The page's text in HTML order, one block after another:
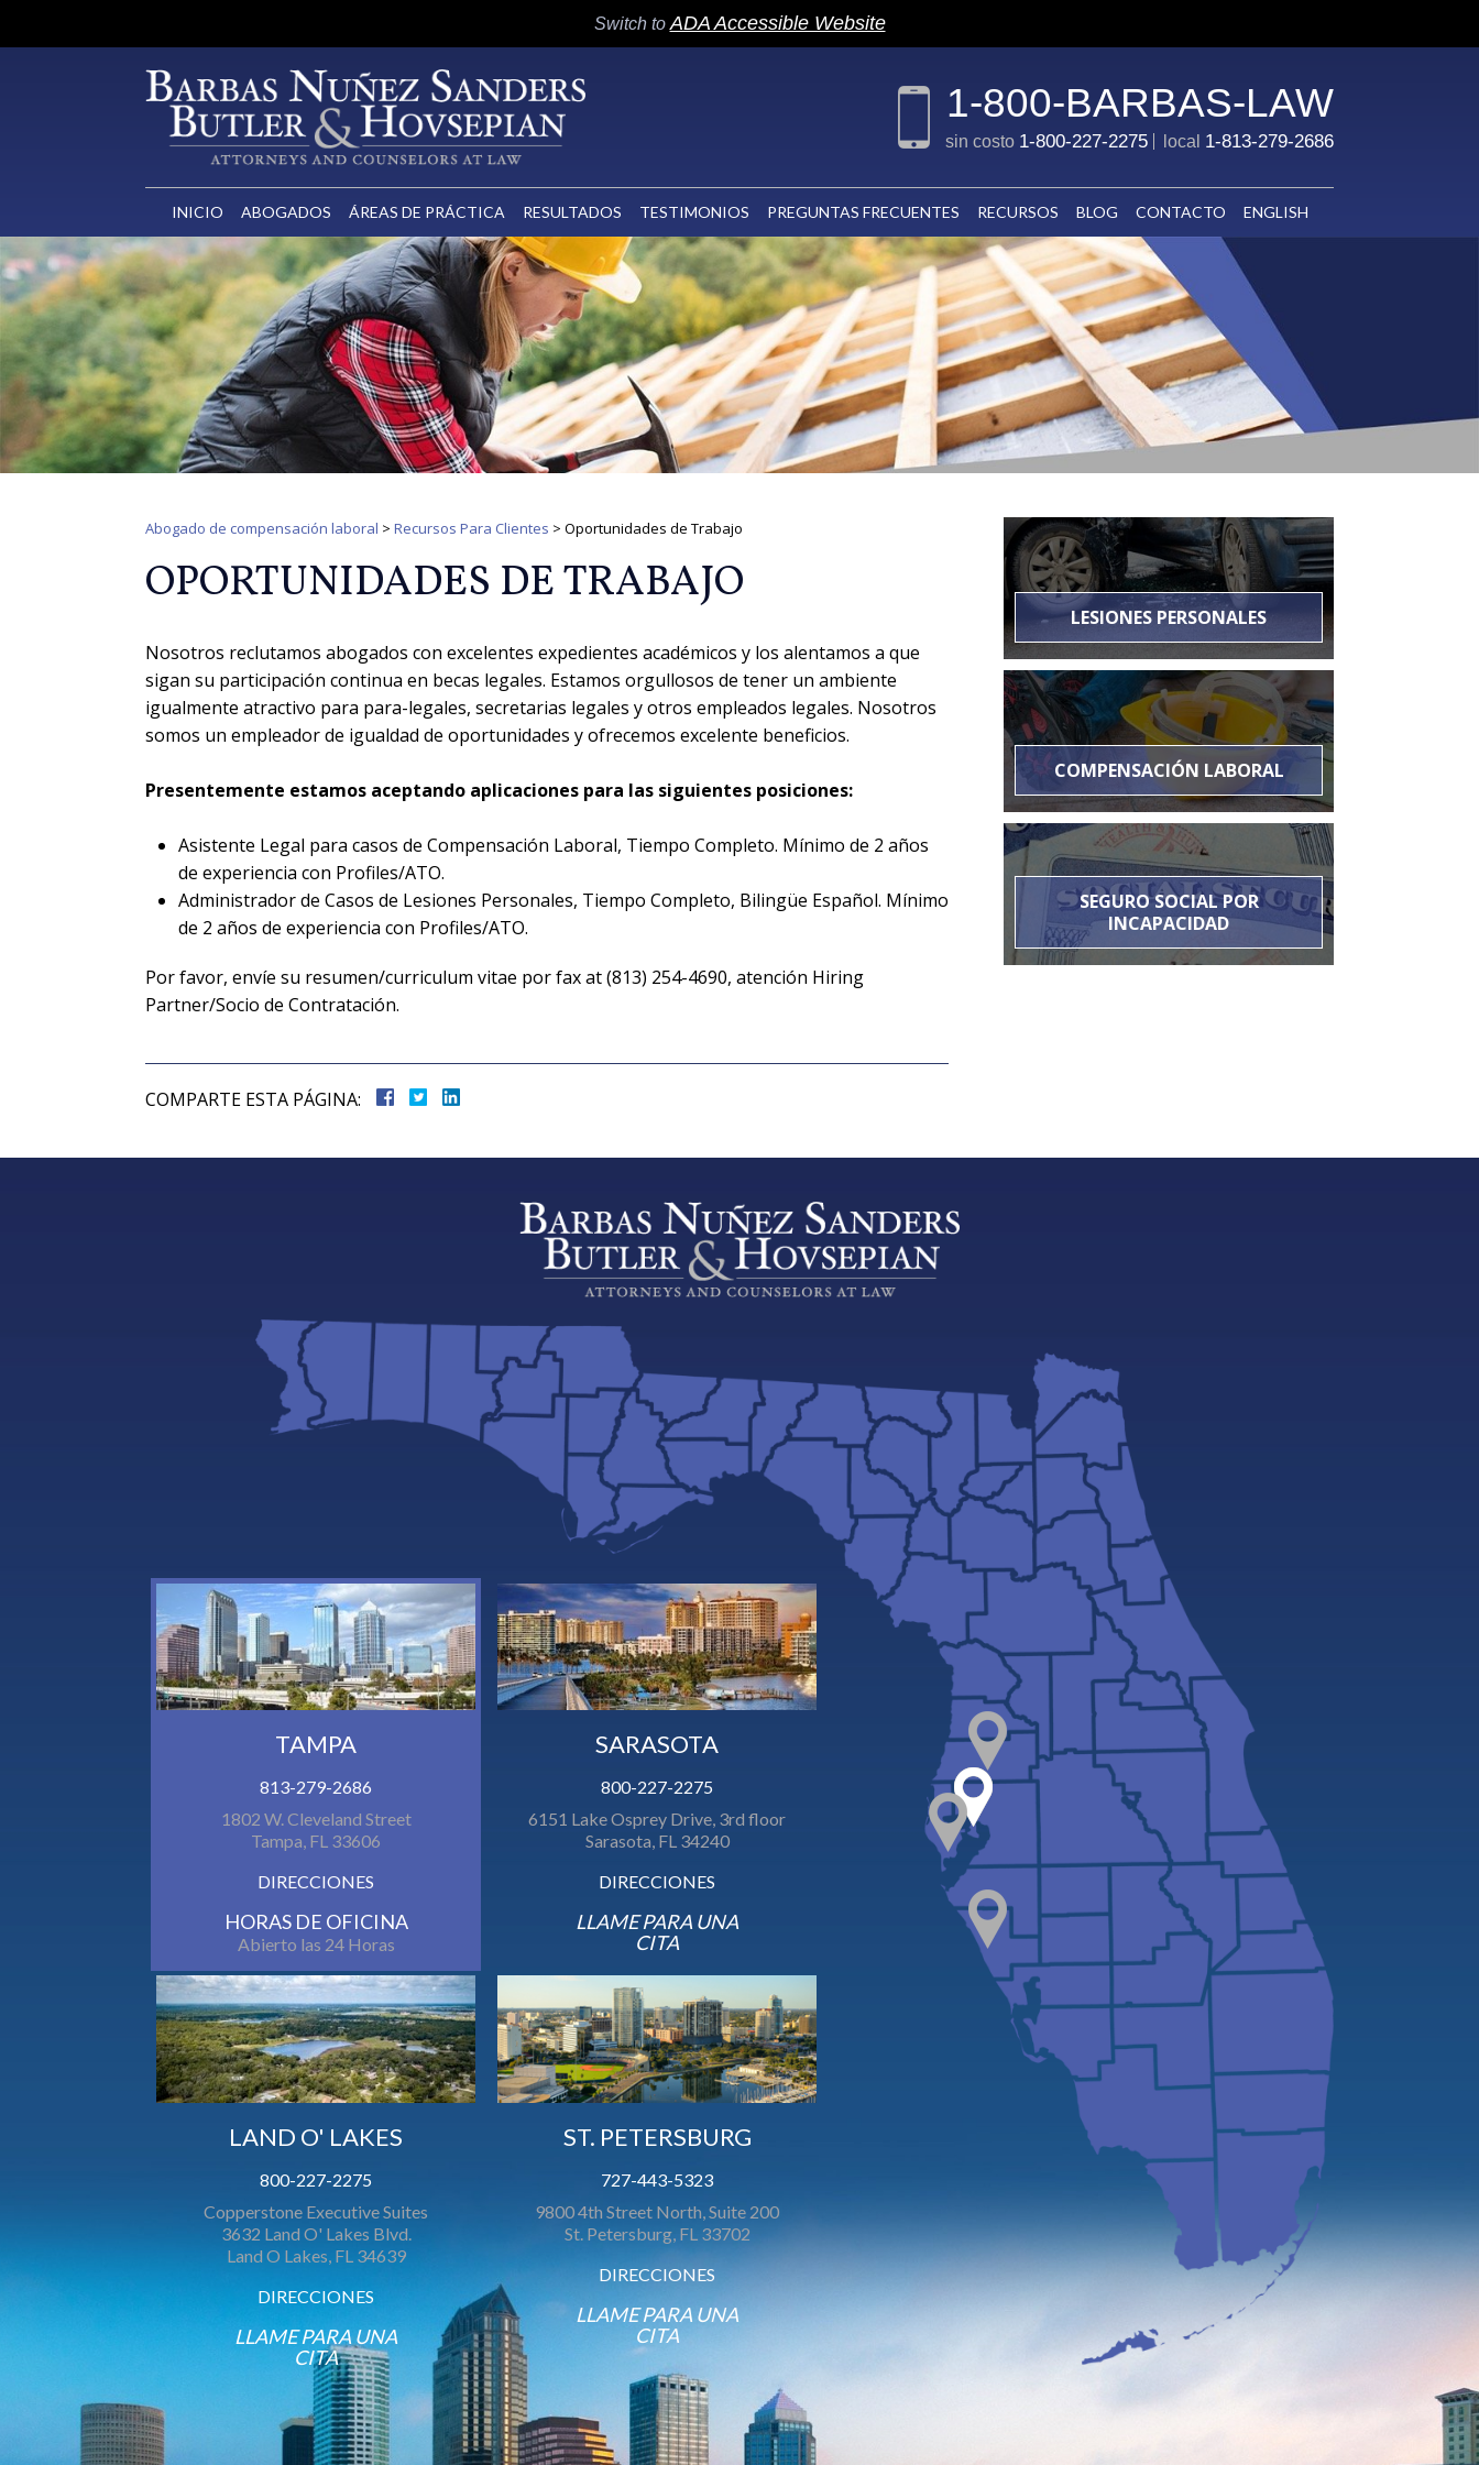
Switch to ADA Accessible Website
1-800-BARBAS-LAW
sin costo 1-800-227-2275 local 1-813-279-2686
INICIO ABOGADOS ÁREAS DE PRÁCTICA RESULTADOS TESTIMONIOS PREGUNTAS FRECUENTES RECURSOS BLOG CONTACTO ENGLISH
Abogado de compensación laboral > Recursos Para Clientes > Oportunidades de Trabajo
OPORTUNIDADES DE TRABAJO
Nosotros reclutamos abogados con excelentes expedientes académicos y los alentamos a que
sigan su participación continua en becas legales. Estamos orgullosos de tener un ambiente
igualmente atractivo para para-legales, secretarias legales y otros empleados legales. Nosotros
somos un empleador de igualdad de oportunidades y ofrecemos excelente beneficios.
Presentemente estamos aceptando aplicaciones para las siguientes posiciones:
Asistente Legal para casos de Compensación Laboral, Tiempo Completo. Mínimo de 2 años
de experiencia con Profiles/ATO.
Administrador de Casos de Lesiones Personales, Tiempo Completo, Bilingüe Español. Mínimo
de 2 años de experiencia con Profiles/ATO.
Por favor, envíe su resumen/curriculum vitae por fax at (813) 254-4690, atención Hiring
Partner/Socio de Contratación.
COMPARTE ESTA PÁGINA:
LESIONES PERSONALES
COMPENSACIÓN LABORAL
SEGURO SOCIAL POR
INCAPACIDAD
TAMPA
813-279-2686
1802 W. Cleveland Street
Tampa, FL 33606
DIRECCIONES
HORAS DE OFICINA
Abierto las 24 Horas
SARASOTA
800-227-2275
6151 Lake Osprey Drive, 3rd floor
Sarasota, FL 34240
DIRECCIONES
LLAME PARA UNA
CITA
LAND O' LAKES
800-227-2275
Copperstone Executive Suites
3632 Land O' Lakes Blvd.
Land O Lakes, FL 34639
DIRECCIONES
LLAME PARA UNA
CITA
ST. PETERSBURG
727-443-5323
9800 4th Street North, Suite 200
St. Petersburg, FL 33702
DIRECCIONES
LLAME PARA UNA
CITA